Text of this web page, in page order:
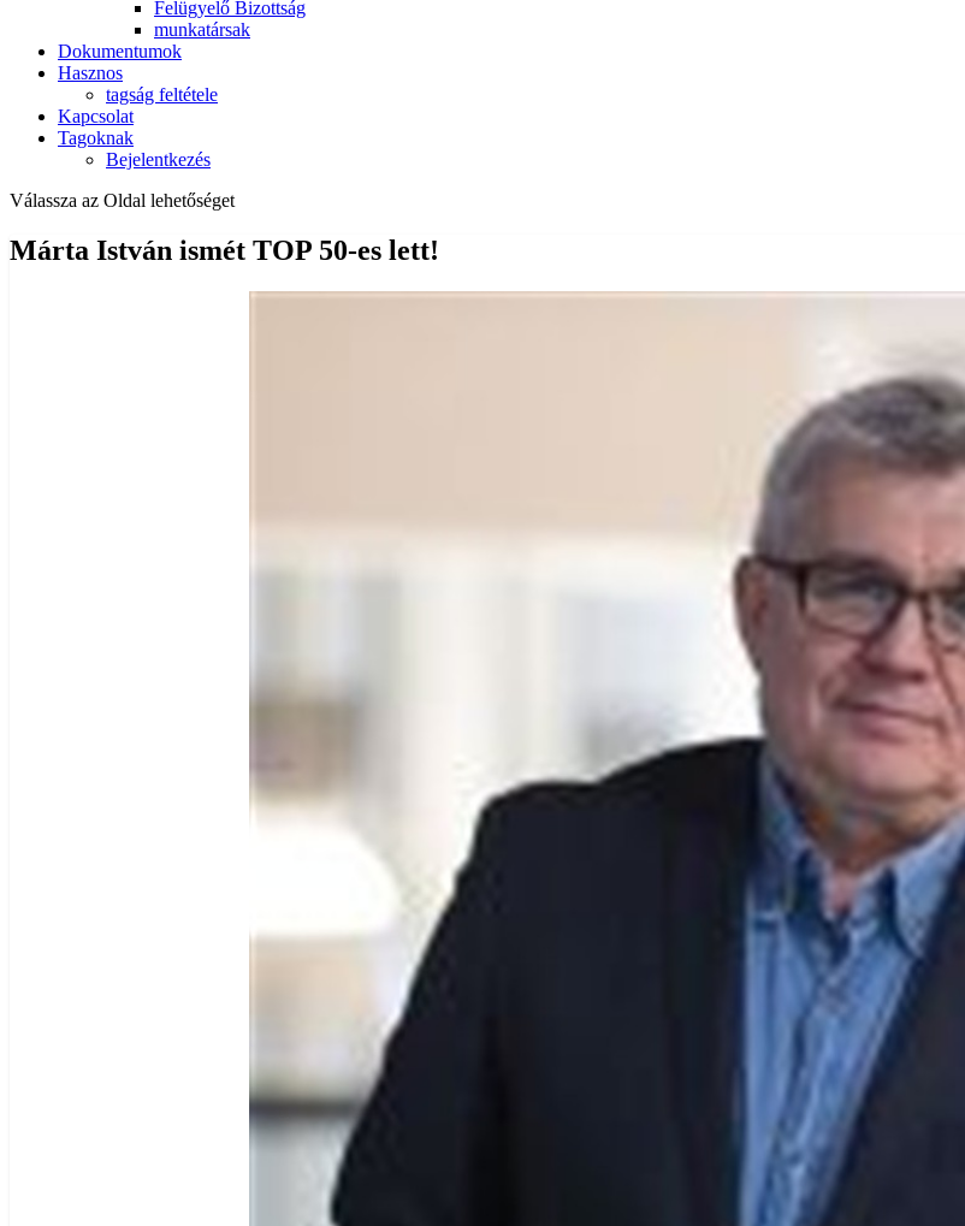
Felügyelő Bizottság
munkatársak
Dokumentumok
Hasznos
tagság feltétele
Kapcsolat
Tagoknak
Bejelentkezés
Válassza az Oldal lehetőséget
Márta István ismét TOP 50-es lett!